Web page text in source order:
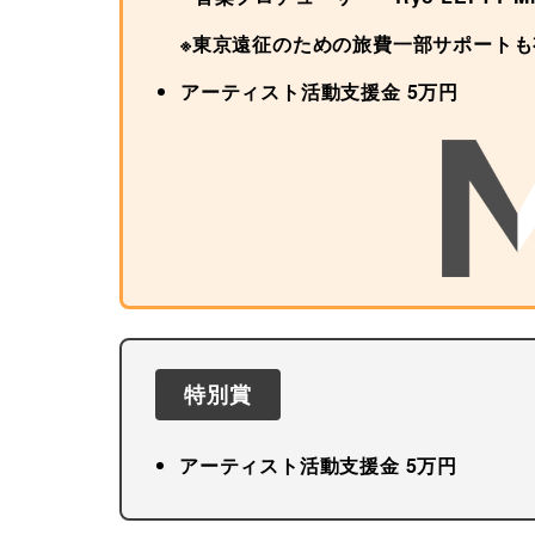
※東京遠征のための旅費一部サポート
アーティスト活動支援金 5万円
特別賞
アーティスト活動支援金 5万円